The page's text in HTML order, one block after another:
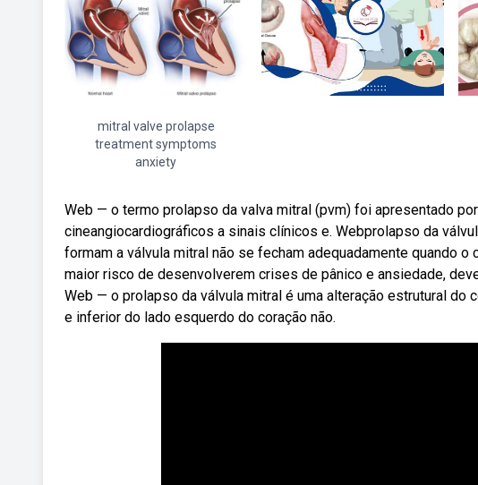
mitral valve prolapse
treatment symptoms
anxiety
Web — o termo prolapso da valva mitral (pvm) foi apresentado
cineangiocardiográficos a sinais clínicos e. Webprolapso da
formam a válvula mitral não se fecham adequadamente quando
maior risco de desenvolverem crises de pânico e ansiedade,
Web — o prolapso da válvula mitral é uma alteração estrutural do
e inferior do lado esquerdo do coração não.